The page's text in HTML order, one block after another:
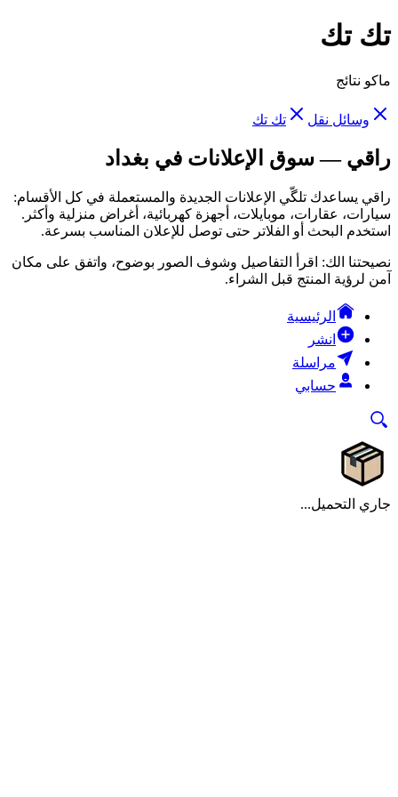
تك تك
ماكو نتائج
وسائل نقل تك تك
راقي — سوق الإعلانات في بغداد
راقي يساعدك تلگّي الإعلانات الجديدة والمستعملة في كل الأقسام:
سيارات، عقارات، موبايلات، أجهزة كهربائية، أغراض منزلية وأكثر.
استخدم البحث أو الفلاتر حتى توصل للإعلان المناسب بسرعة.
نصيحتنا الك: اقرأ التفاصيل وشوف الصور بوضوح، واتفق على مكان
آمن لرؤية المنتج قبل الشراء.
الرئيسية
انشر
مراسلة
حسابي
جاري التحميل...